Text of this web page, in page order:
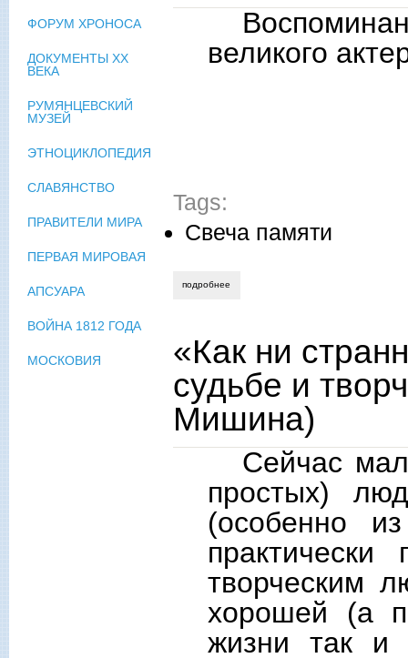
великого
Tags:
Свеча памяти
подробнее
«Как ни
судьбе и
Мишина)
Сейчас
простых)
(особенно
творческим
хорошей (а
жизни так и
ФОРУМ ХРОНОСА
ДОКУМЕНТЫ XX
ВЕКА
РУМЯНЦЕВСКИЙ
МУЗЕЙ
ЭТНОЦИКЛОПЕДИЯ
СЛАВЯНСТВО
ПРАВИТЕЛИ МИРА
ПЕРВАЯ МИРОВАЯ
АПСУАРА
ВОЙНА 1812 ГОДА
МОСКОВИЯ